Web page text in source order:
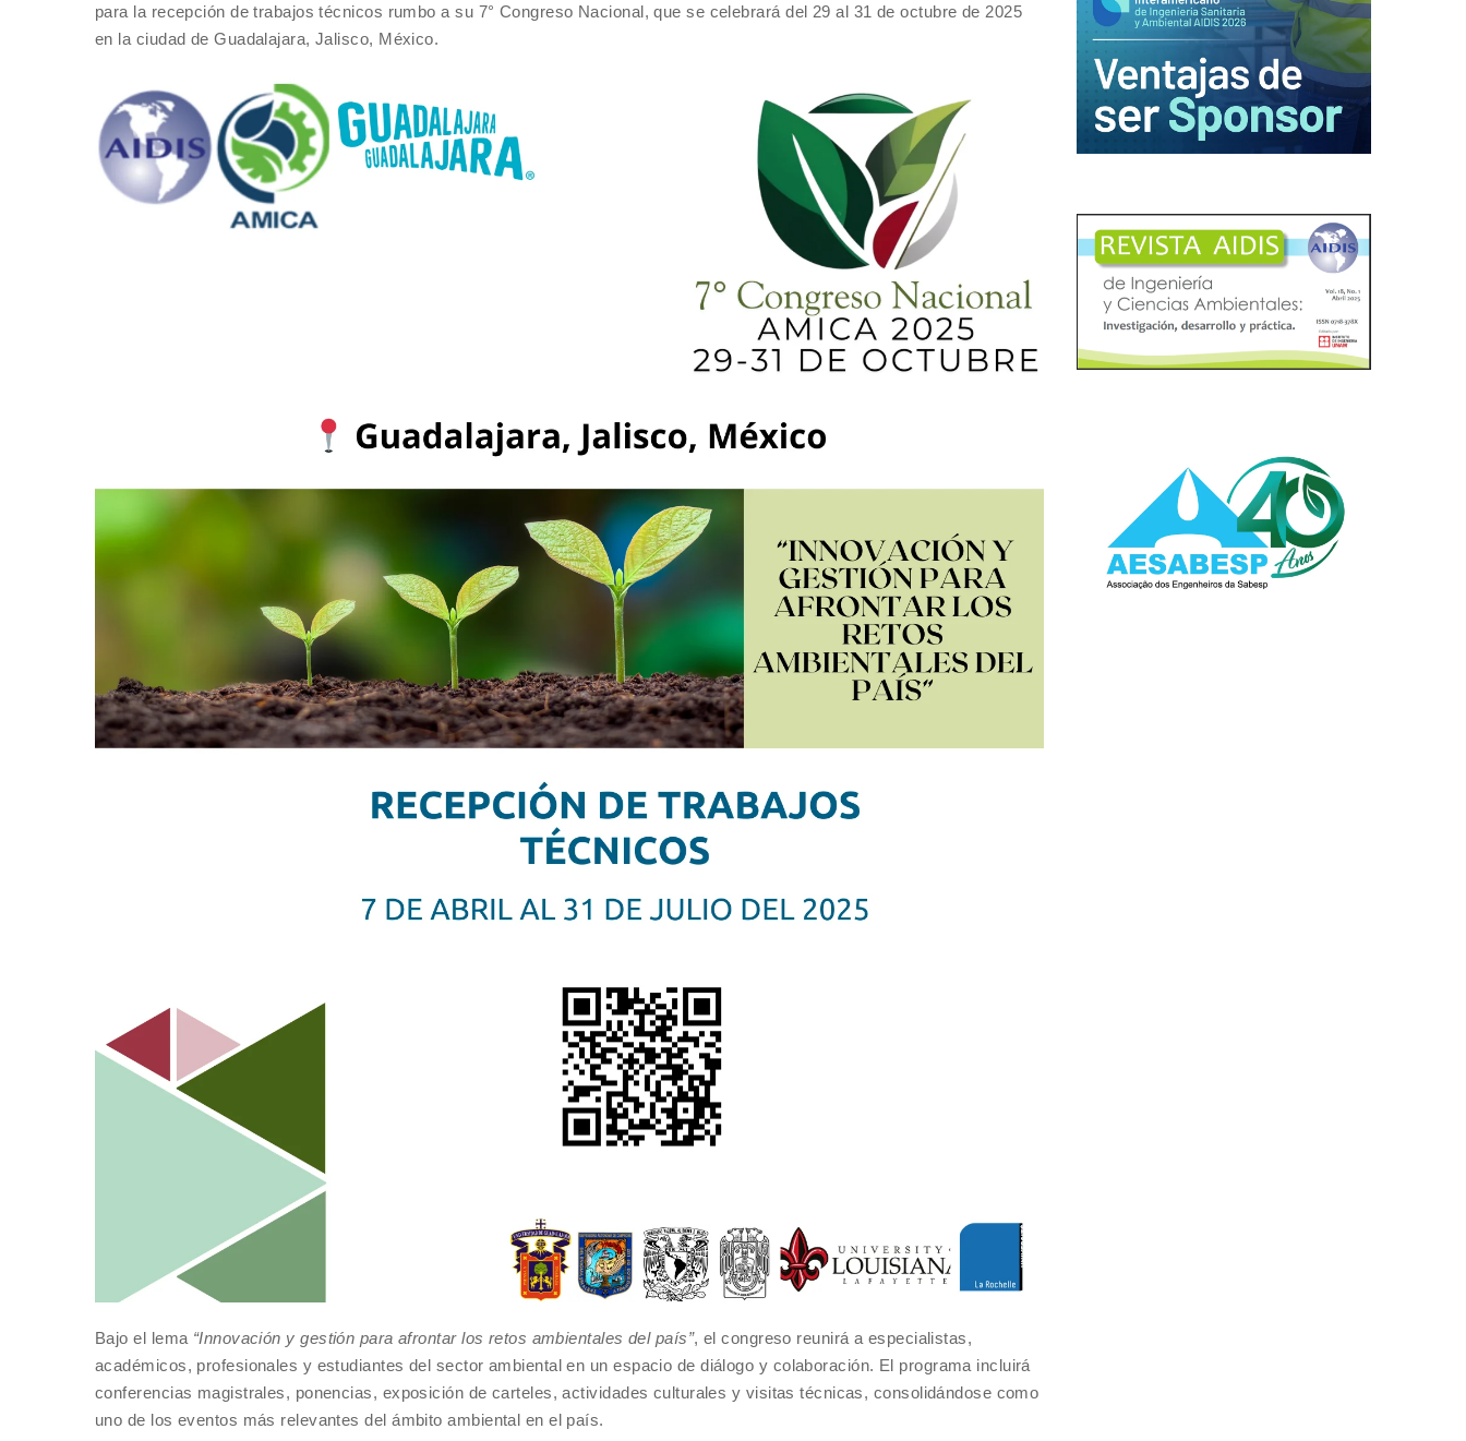
para la recepción de trabajos técnicos rumbo a su 7° Congreso Nacional, que se celebrará del 29 al 31 de octubre de 2025
en la ciudad de Guadalajara, Jalisco, México.
Bajo el lema “Innovación y gestión para afrontar los retos ambientales del país”, el congreso reunirá a especialistas,
académicos, profesionales y estudiantes del sector ambiental en un espacio de diálogo y colaboración. El programa incluirá
conferencias magistrales, ponencias, exposición de carteles, actividades culturales y visitas técnicas, consolidándose como
uno de los eventos más relevantes del ámbito ambiental en el país.